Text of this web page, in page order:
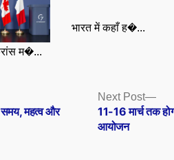
म�...
भारत में कहाँ ह�...
समय, महत्व और
Next Post
Next
11-16 मार्च तक
आयोजन